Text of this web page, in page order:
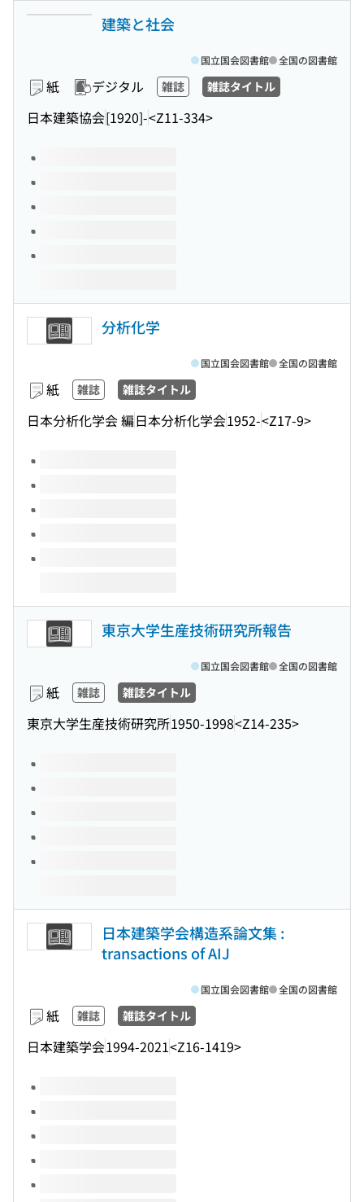
建築と社会
紙 デジタル 雑誌 雑誌タイトル
日本建築協会[1920]-<Z11-334>
国立国会図書館 全国の図書館
このタイトルの巻号
分析化学
紙 雑誌 雑誌タイトル
日本分析化学会 編日本分析化学会1952-<Z17-9>
国立国会図書館 全国の図書館
このタイトルの巻号
東京大学生産技術研究所報告
紙 雑誌 雑誌タイトル
東京大学生産技術研究所1950-1998<Z14-235>
国立国会図書館 全国の図書館
このタイトルの巻号
日本建築学会構造系論文集 :
transactions of AIJ
紙 雑誌 雑誌タイトル
日本建築学会1994-2021<Z16-1419>
国立国会図書館 全国の図書館
このタイトルの巻号